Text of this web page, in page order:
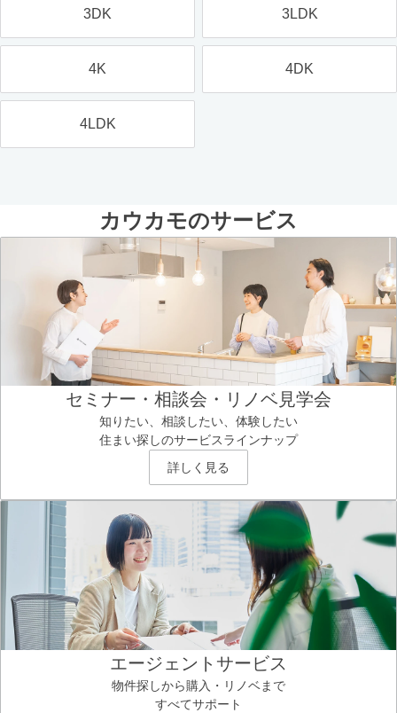
3DK 3LDK
4K 4DK
4LDK
カウカモのサービス
セミナー・相談会・リノベ見学会
知りたい、相談したい、体験したい
住まい探しのサービスラインナップ
詳しく見る
エージェントサービス
物件探しから購入・リノベまで
すべてサポート